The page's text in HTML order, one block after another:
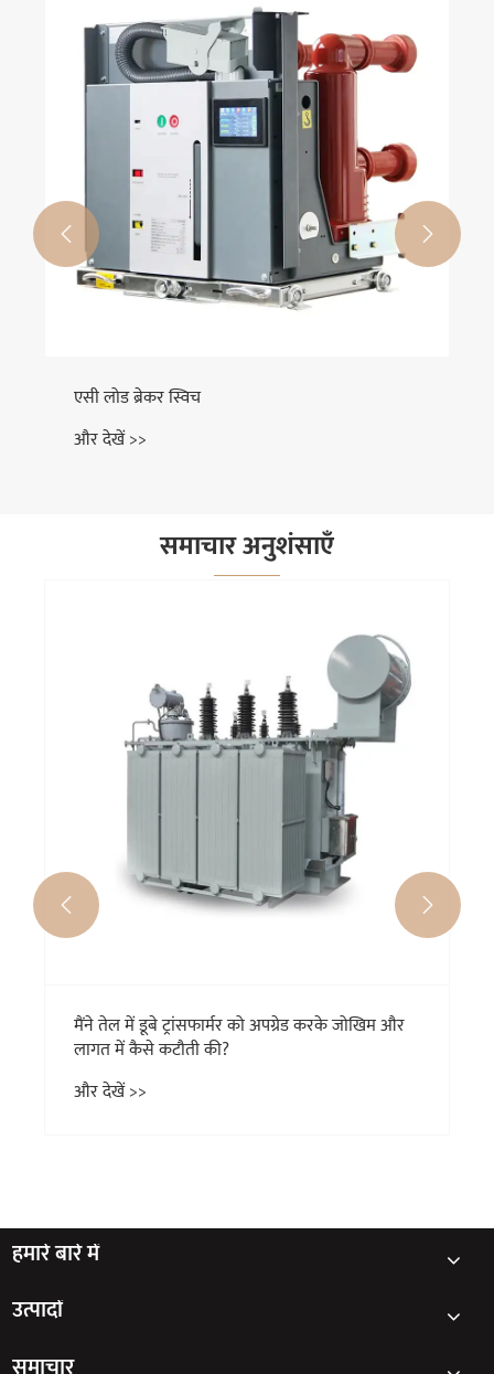
एसी लोड ब्रेकर स्विच
और देखें >>
 
समाचार अनुशंसाएँ
मैंने तेल में डूबे ट्रांसफार्मर को अपग्रेड करके जोखिम और
लागत में कैसे कटौती की?
और देखें >>
 
हमारे बारे में
उत्पादों